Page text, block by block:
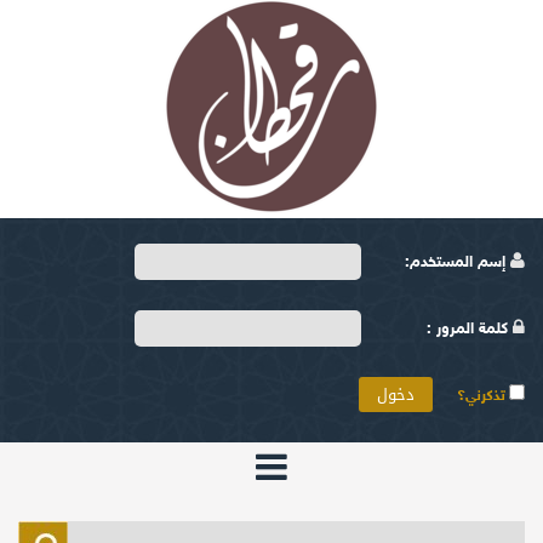
إسم المستخدم:
كلمة المرور :
تذكرني؟